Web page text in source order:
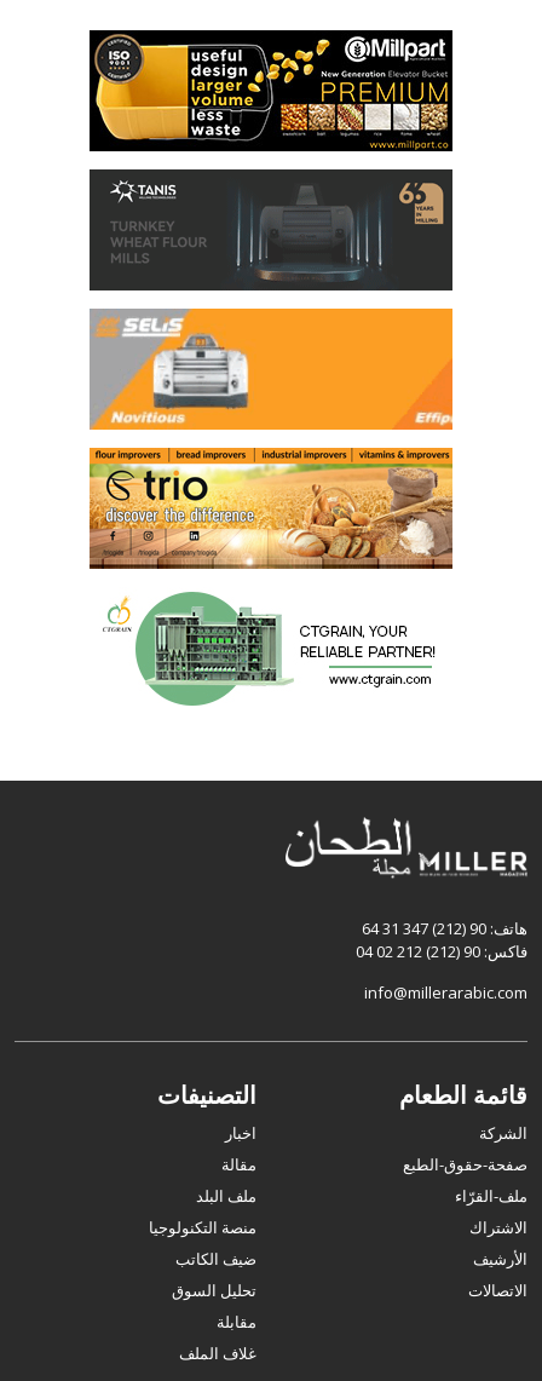
هاتف: 90 (212) 347 31 64
فاكس: 90 (212) 212 02 04
info@millerarabic.com
قائمة الطعام
الشركة
صفحة-حقوق-الطبع
ملف-القرّاء
الاشتراك
الأرشيف
الاتصالات
التصنيفات
اخبار
مقالة
ملف البلد
منصة التكنولوجيا
ضيف الكاتب
تحليل السوق
مقابلة
غلاف الملف